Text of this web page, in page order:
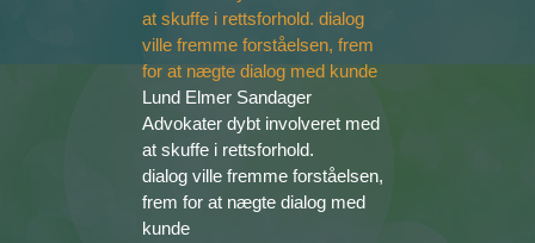
Lund Elmer Sandager
Advokater dybt involveret med
at skuffe i rettsforhold.
dialog ville fremme forståelsen,
frem for at nægte dialog med
kunde